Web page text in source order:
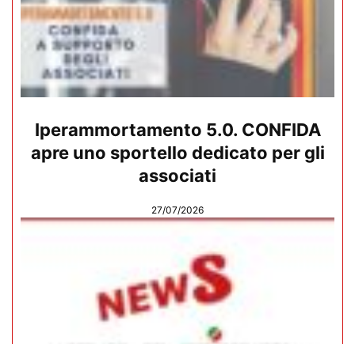
Iperammortamento 5.0. CONFIDA
apre uno sportello dedicato per gli
associati
27/07/2026